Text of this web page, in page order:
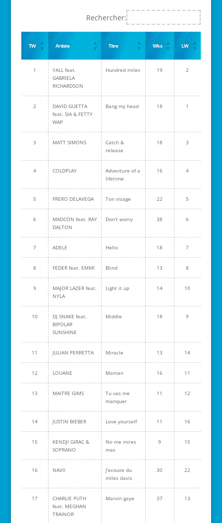
Rechercher:
TW Artiste Titre Wks LW
1
YALL feat.
GABRIELA
RICHARDSON
Hundred miles 19 2
2
DAVID GUETTA
feat. SIA & FETTY
WAP
Bang my head 18 1
3 MATT SIMONS
Catch &
release
18 3
4 COLDPLAY
Adventure of a
lifetime
16 4
5 FRERO DELAVEGA Ton visage 22 5
6
MADCON feat. RAY
DALTON
Don't worry 38 6
7 ADELE Hello 18 7
8 FEDER feat. EMMI Blind 13 8
9
MAJOR LAZER feat.
NYLA
Light it up 14 10
10
DJ SNAKE feat.
BIPOLAR
SUNSHINE
Middle 18 9
11 JULIAN PERRETTA Miracle 13 14
12 LOUANE Maman 16 11
13 MAITRE GIMS
Tu vas me
manquer
11 12
14 JUSTIN BIEBER Love yourself 11 16
15
KENDJI GIRAC &
SOPRANO
No me mires
mas
9 15
16 NAVII
J'ecoute du
miles davis
30 22
17
CHARLIE PUTH
feat. MEGHAN
TRAINOR
Marvin gaye 37 13